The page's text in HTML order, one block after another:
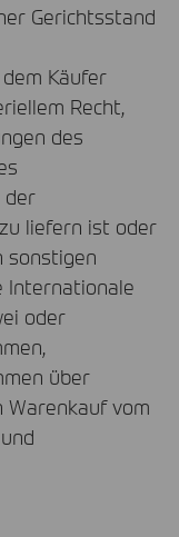
Gerichtsstand
Käufer
Recht,
des
der
liefern ist oder
sonstigen
Internationale
oder
über
vom